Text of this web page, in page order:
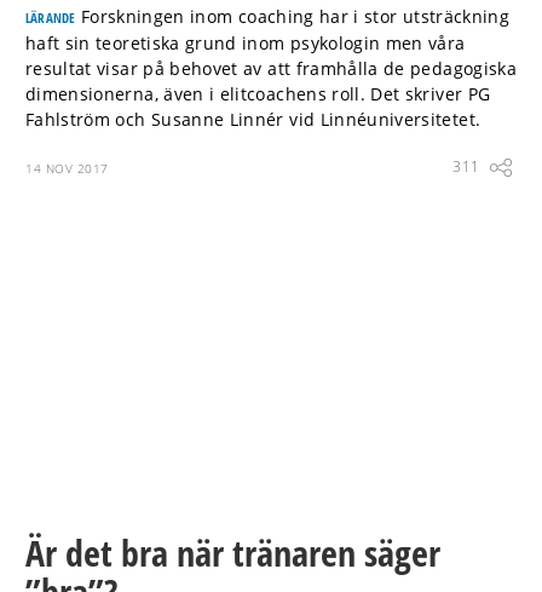
LÄRANDE Forskningen inom coaching har i stor utsträckning
haft sin teoretiska grund inom psykologin men våra
resultat visar på behovet av att framhålla de pedagogiska
dimensionerna, även i elitcoachens roll. Det skriver PG
Fahlström och Susanne Linnér vid Linnéuniversitetet.
14 NOV 2017 311
Är det bra när tränaren säger